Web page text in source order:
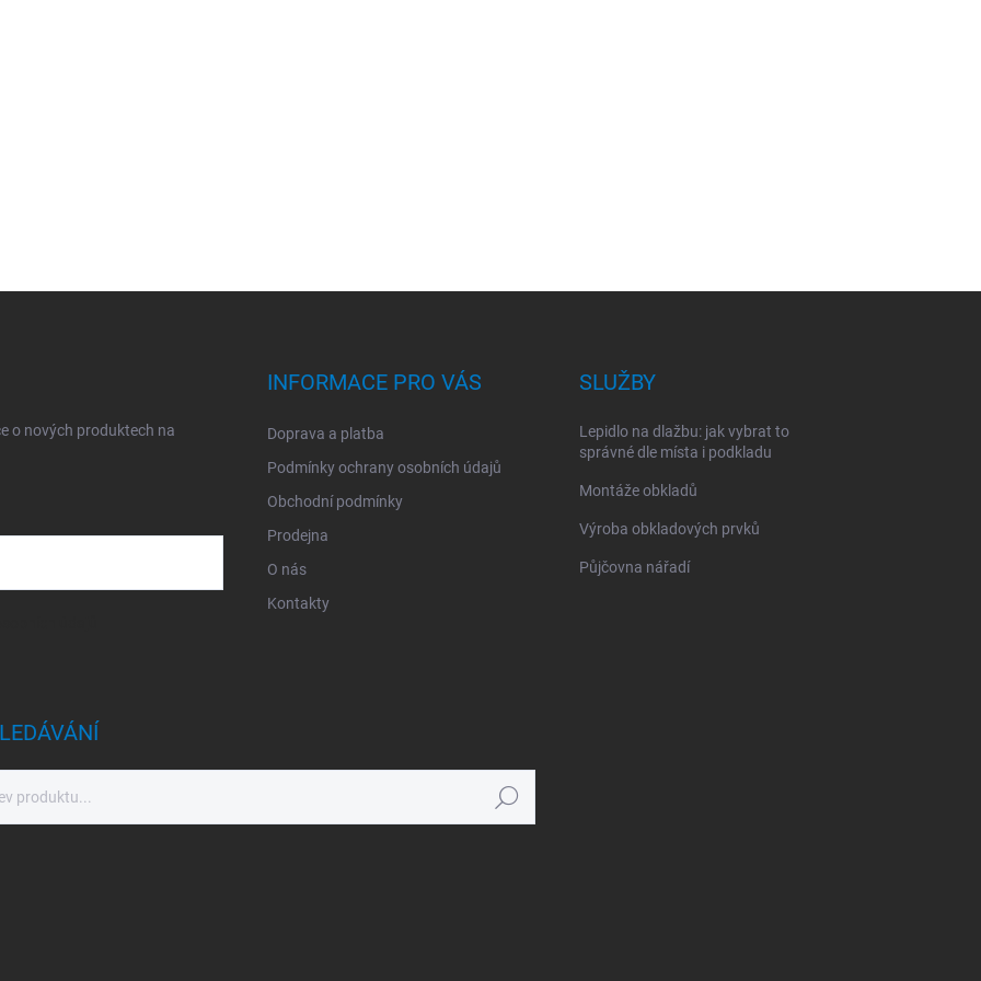
o nových produktech na
INFORMACE PRO VÁS
Doprava a platba
Podmínky ochrany osobních údajů
Obchodní podmínky
Prodejna
O nás
Kontakty
SLUŽBY
Lepidlo na dlažbu: jak vybrat to
správné dle místa i podkladu
Montáže obkladů
Výroba obkladových prvků
Půjčovna nářadí
Hledat